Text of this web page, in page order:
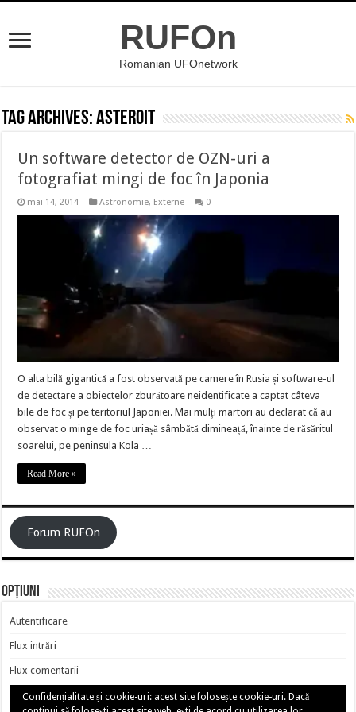
RUFOn
Romanian UFOnetwork
Tag Archives:asteroit
Un software detector de OZN-uri a
fotografiat mingi de foc în Japonia
mai 14, 2014 Astronomie, Externe 0
O alta bilă gigantică a fost observată pe camere în Rusia și software-ul
de detectare a obiectelor zburătoare neidentificate a captat câteva
bile de foc și pe teritoriul Japoniei. Mai mulți martori au declarat că au
observat o minge de foc uriașă sâmbătă dimineață, înainte de răsăritul
soarelui, pe peninsula Kola …
Read More »
Forum RUFOn
Opțiuni
Autentificare
Flux intrări
Flux comentarii
WordPress.org
Confidențialitate și cookie-uri: acest site folosește cookie-uri. Dacă